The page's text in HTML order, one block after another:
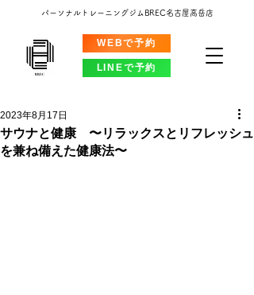
LINEで予約
WEBで予約
パーソナルトレーニングジムBREC名古屋高岳店
サウナと健康 〜リラックスとリフレッシュ
を兼ね備えた健康法〜
2023年8月17日